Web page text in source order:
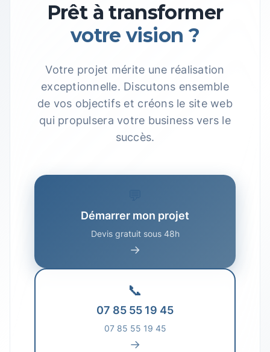
Prêt à transformer
votre vision ?
Votre projet mérite une réalisation
exceptionnelle. Discutons ensemble
de vos objectifs et créons le site web
qui propulsera votre business vers le
succès.
Démarrer mon projet
Devis gratuit sous 48h
→
📞
07 85 55 19 45
07 85 55 19 45
→